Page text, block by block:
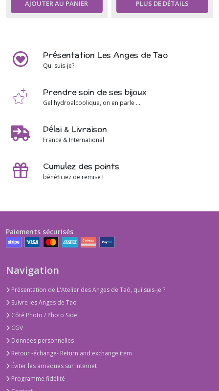
AJOUTER AU PANIER PLUS DE DÉTAILS
Présentation Les Anges de Tao
Qui suis-je?
Prendre soin de ses bijoux
Gel hydroalcoolique, on en parle ...
Délai & Livraison
France & International
Cumulez des points
bénéficiez de remise !
Paiements sécurisés
Navigation
Présentation de L'Atelier des Anges de Taó, qui suis-je ?
Suivre les Anges de Tao
Côté Photo / Photo Side
CGV
Données personnelles
Retour -échange- Return and exchange item
Éviter les arnaques sur Internet
Programme fidélité